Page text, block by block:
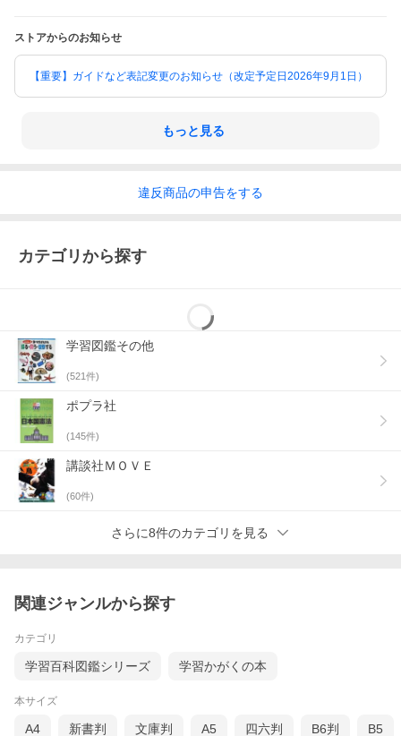
ストアからのお知らせ
【重要】ガイドなど表記変更のお知らせ（改定予定日2026年9月1日）
もっと見る
違反商品の申告をする
カテゴリから探す
学習図鑑その他
(521件)
ポプラ社
(145件)
講談社ＭＯＶＥ
(60件)
さらに8件のカテゴリを見る
関連ジャンルから探す
カテゴリ
学習百科図鑑シリーズ 学習かがくの本
本サイズ
A4 新書判 文庫判 A5 四六判 B6判 B5